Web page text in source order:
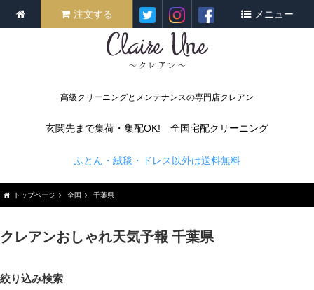
高級クリーニングとメンテナンスの専門店クレアン
注文する メニュー
玄関先まで集荷・集配OK! 全国宅配クリーニング
ふとん・絨毯・ドレス以外は送料無料
トップページ 全国 千葉県
クレアンおしゃれ天気予報 千葉県
絞り込み検索